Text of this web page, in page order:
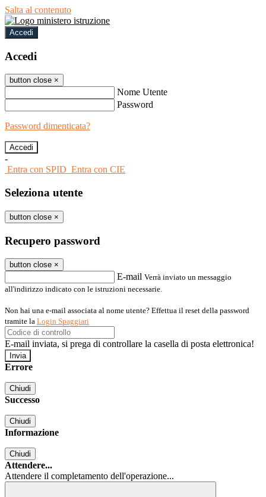
Salta al contenuto
Accedi
Accedi
button close ×
Nome Utente
Password
Password dimenticata?
-
Entra con SPID Entra con CIE
Seleziona utente
button close ×
Recupero password
button close ×
E-mail Verrà inviato un messaggio
all'indirizzo indicato con le istruzioni necessarie.
Non hai una e-mail associata al nome utente? Effettua il reset della password
tramite la Login Spaggiari
E-mail inviata, si prega di controllare la casella di posta elettronica!
Errore
Chiudi
Successo
Chiudi
Informazione
Chiudi
Attendere...
Attendere il completamento dell'operazione...